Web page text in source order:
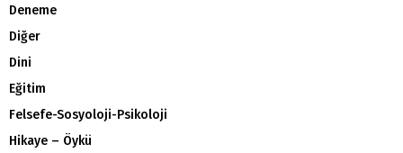
Deneme
Diğer
Dini
Eğitim
Felsefe-Sosyoloji-Psikoloji
Hikaye – Öykü